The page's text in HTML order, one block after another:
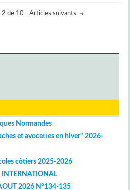
2 de 10 -Articles suivants
Normandes
et avocettes en hiver" 2026-
côtiers 2025-2026
2026 N°134-135